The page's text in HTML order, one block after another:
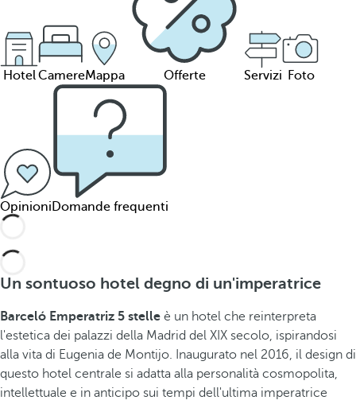
HotelCamereMappa Offerte Servizi Foto
Opinioni Domande frequenti
Un sontuoso hotel degno di un'imperatrice
Barceló Emperatriz 5 stelle è un hotel che reinterpreta
l'estetica dei palazzi della Madrid del XIX secolo, ispirandosi
alla vita di Eugenia de Montijo. Inaugurato nel 2016, il design di
questo hotel centrale si adatta alla personalità cosmopolita,
intellettuale e in anticipo sui tempi dell'ultima imperatrice